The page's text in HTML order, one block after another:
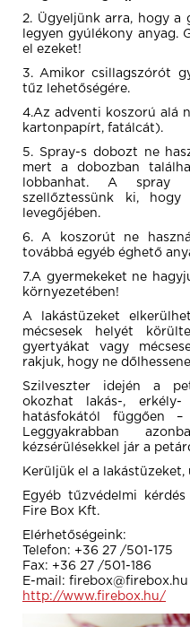
2. Ügyeljünk arra, hogy a
legyen gyúlékony anyag.
el ezeket!
3. Amikor csillagszórót
tűz lehetőségére.
4.Az adventi koszorú alá
kartonpapírt, fatálcát).
5. Spray-s dobozt ne
mert a dobozban
lobbanhat. A spray
szellőztessünk ki,
levegőjében.
6. A koszorút ne
továbbá egyéb éghető
7.A gyermekeket ne
környezetében!
A lakástüzeket
mécsesek helyét
gyertyákat vagy
rakjuk, hogy ne
Szilveszter idején a
okozhat lakás-,
hatásfokától függően
Leggyakrabban
kézsérülésekkel jár a
Kerüljük el a
Egyéb tűzvédelmi
Fire Box Kft.
Elérhetőségeink:
Telefon: +36 27 /501-175
Fax: +36 27 /501-186
E-mail: firebox@firebox.hu
http://www.firebox.hu/